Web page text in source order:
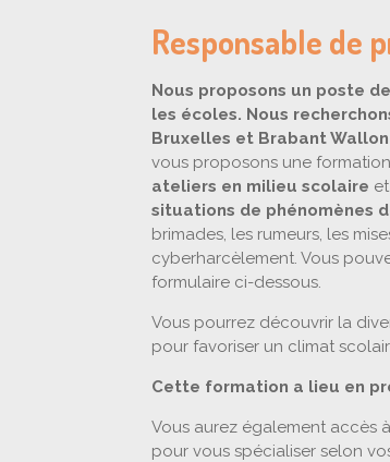
Responsable de
Nous proposons un poste
les écoles. Nous
Bruxelles et Brabant
vous proposons une
ateliers en milieu scolaire
situations de phénomènes
brimades, les rumeurs, les
cyberharcèlement. Vous
formulaire ci-dessous.
Vous pourrez découvrir la
pour favoriser un climat
Cette formation a lieu en
Vous aurez également accès
pour vous spécialiser selon